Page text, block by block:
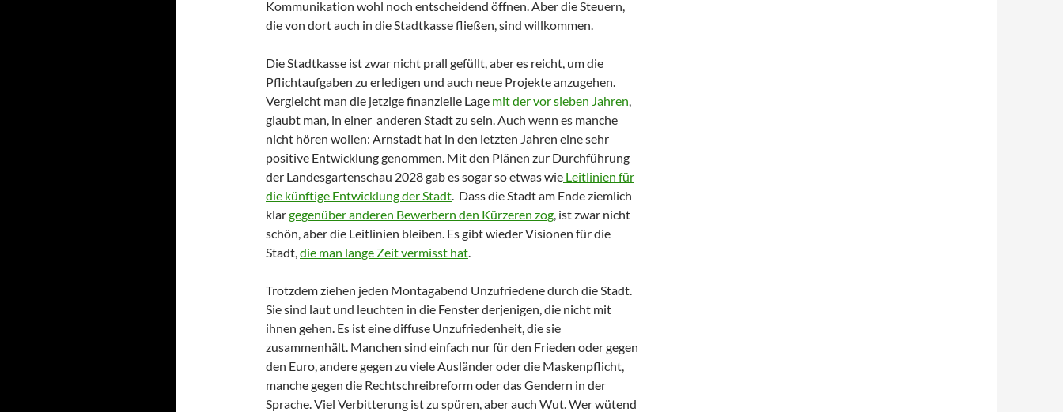
Kommunikation wohl noch entscheidend öffnen. Aber die Steuern,
die von dort auch in die Stadtkasse fließen, sind willkommen.
Die Stadtkasse ist zwar nicht prall gefüllt, aber es reicht, um die
Pflichtaufgaben zu erledigen und auch neue Projekte anzugehen.
Vergleicht man die jetzige finanzielle Lage mit der vor sieben Jahren,
glaubt man, in einer anderen Stadt zu sein. Auch wenn es manche
nicht hören wollen: Arnstadt hat in den letzten Jahren eine sehr
positive Entwicklung genommen. Mit den Plänen zur Durchführung
der Landesgartenschau 2028 gab es sogar so etwas wie Leitlinien für
die künftige Entwicklung der Stadt. Dass die Stadt am Ende ziemlich
klargegenüber anderen Bewerbern den Kürzeren zog, ist zwar nicht
schön, aber die Leitlinien bleiben. Es gibt wieder Visionen für die
Stadt,die man lange Zeit vermisst hat.
Trotzdem ziehen jeden Montagabend Unzufriedene durch die Stadt.
Sie sind laut und leuchten in die Fenster derjenigen, die nicht mit
ihnen gehen. Es ist eine diffuse Unzufriedenheit, die sie
zusammenhält. Manchen sind einfach nur für den Frieden oder gegen
den Euro, andere gegen zu viele Ausländer oder die Maskenpflicht,
manche gegen die Rechtschreibreform oder das Gendern in der
Sprache. Viel Verbitterung ist zu spüren, aber auch Wut. Wer wütend